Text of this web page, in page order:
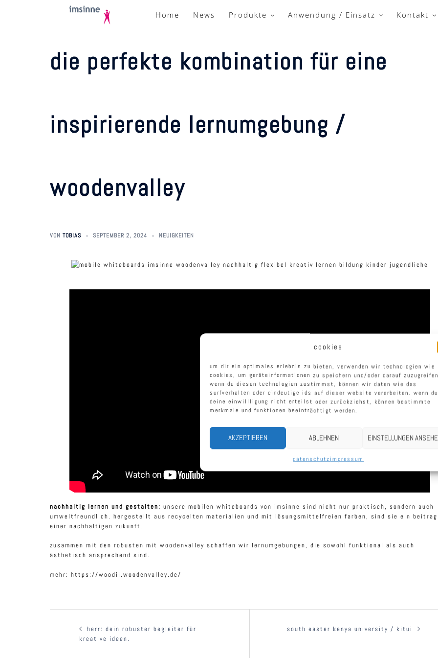
cookies
um dir ein optimales erlebnis zu bieten, verwenden wir technologien wie
cookies, um geräteinformationen zu speichern und/oder darauf
wenn du diesen technologien zustimmst, können wir daten wie das
surfverhalten oder eindeutige ids auf dieser website verarbeiten. wenn du
deine einwillligung nicht erteilst oder zurückziehst, können bestimmte
merkmale und funktionen beeinträchtigt werden.
AKZEPTIEREN ABLEHNEN EINSTELLUNGEN
datenschutzimpressum
Home News Produkte Anwendung / Einsatz Kontakt
die perfekte kombination für eine
inspirierende lernumgebung /
woodenvalley
VON TOBIAS SEPTEMBER 2, 2024 NEUIGKEITEN
nachhaltig lernen und gestalten: unsere mobilen whiteboards von imsinne sind nicht nur praktisch, sondern auch
umweltfreundlich. hergestellt aus recycelten materialien und mit lösungsmittelfreien farben, sind sie ein
einer nachhaltigen zukunft.
zusammen mit den robusten mit woodenvalley schaffen wir lernumgebungen, die sowohl funktional als auch
ästhetisch ansprechend sind.
mehr: https://woodii.woodenvalley.de/
beitragsnavigation
herr: dein robuster begleiter für
kreative ideen.
south easter kenya university / kitui